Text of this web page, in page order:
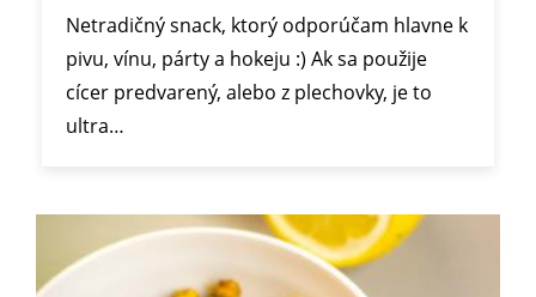
Netradičný snack, ktorý odporúčam hlavne k
pivu, vínu, párty a hokeju :) Ak sa použije
cícer predvarený, alebo z plechovky, je to
ultra…